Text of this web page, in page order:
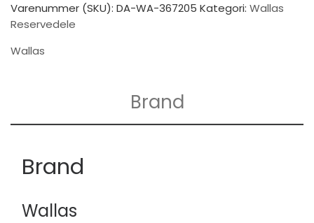
Varenummer (SKU): DA-WA-367205 Kategori: Wallas
Reservedele
Wallas
Brand
Brand
Wallas